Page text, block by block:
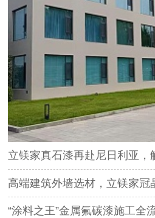
立镁家真石漆再赴尼日利亚，解
高端建筑外墙选材，立镁家冠
“涂料之王”金属氟碳漆施工全流